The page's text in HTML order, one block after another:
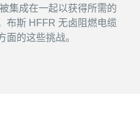
集成在一起以获得所需的
布斯 HFFR 无卤阻燃电缆
面的这些挑战。